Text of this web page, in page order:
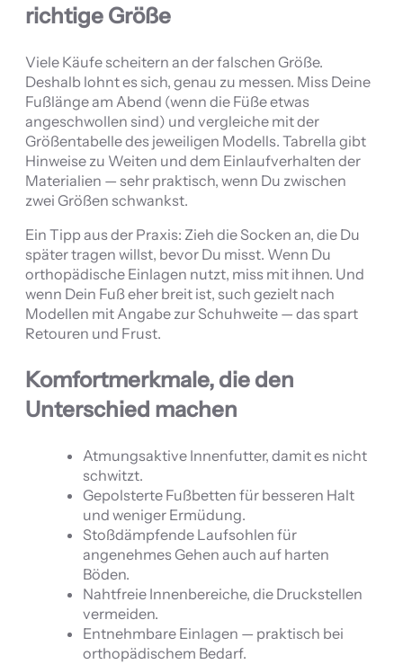
richtige Größe
Viele Käufe scheitern an der falschen Größe.
Deshalb lohnt es sich, genau zu messen. Miss Deine
Fußlänge am Abend (wenn die Füße etwas
angeschwollen sind) und vergleiche mit der
Größentabelle des jeweiligen Modells. Tabrella gibt
Hinweise zu Weiten und dem Einlaufverhalten der
Materialien — sehr praktisch, wenn Du zwischen
zwei Größen schwankst.
Ein Tipp aus der Praxis: Zieh die Socken an, die Du
später tragen willst, bevor Du misst. Wenn Du
orthopädische Einlagen nutzt, miss mit ihnen. Und
wenn Dein Fuß eher breit ist, such gezielt nach
Modellen mit Angabe zur Schuhweite — das spart
Retouren und Frust.
Komfortmerkmale, die den
Unterschied machen
Atmungsaktive Innenfutter, damit es nicht
schwitzt.
Gepolsterte Fußbetten für besseren Halt
und weniger Ermüdung.
Stoßdämpfende Laufsohlen für
angenehmes Gehen auch auf harten
Böden.
Nahtfreie Innenbereiche, die Druckstellen
vermeiden.
Entnehmbare Einlagen — praktisch bei
orthopädischem Bedarf.